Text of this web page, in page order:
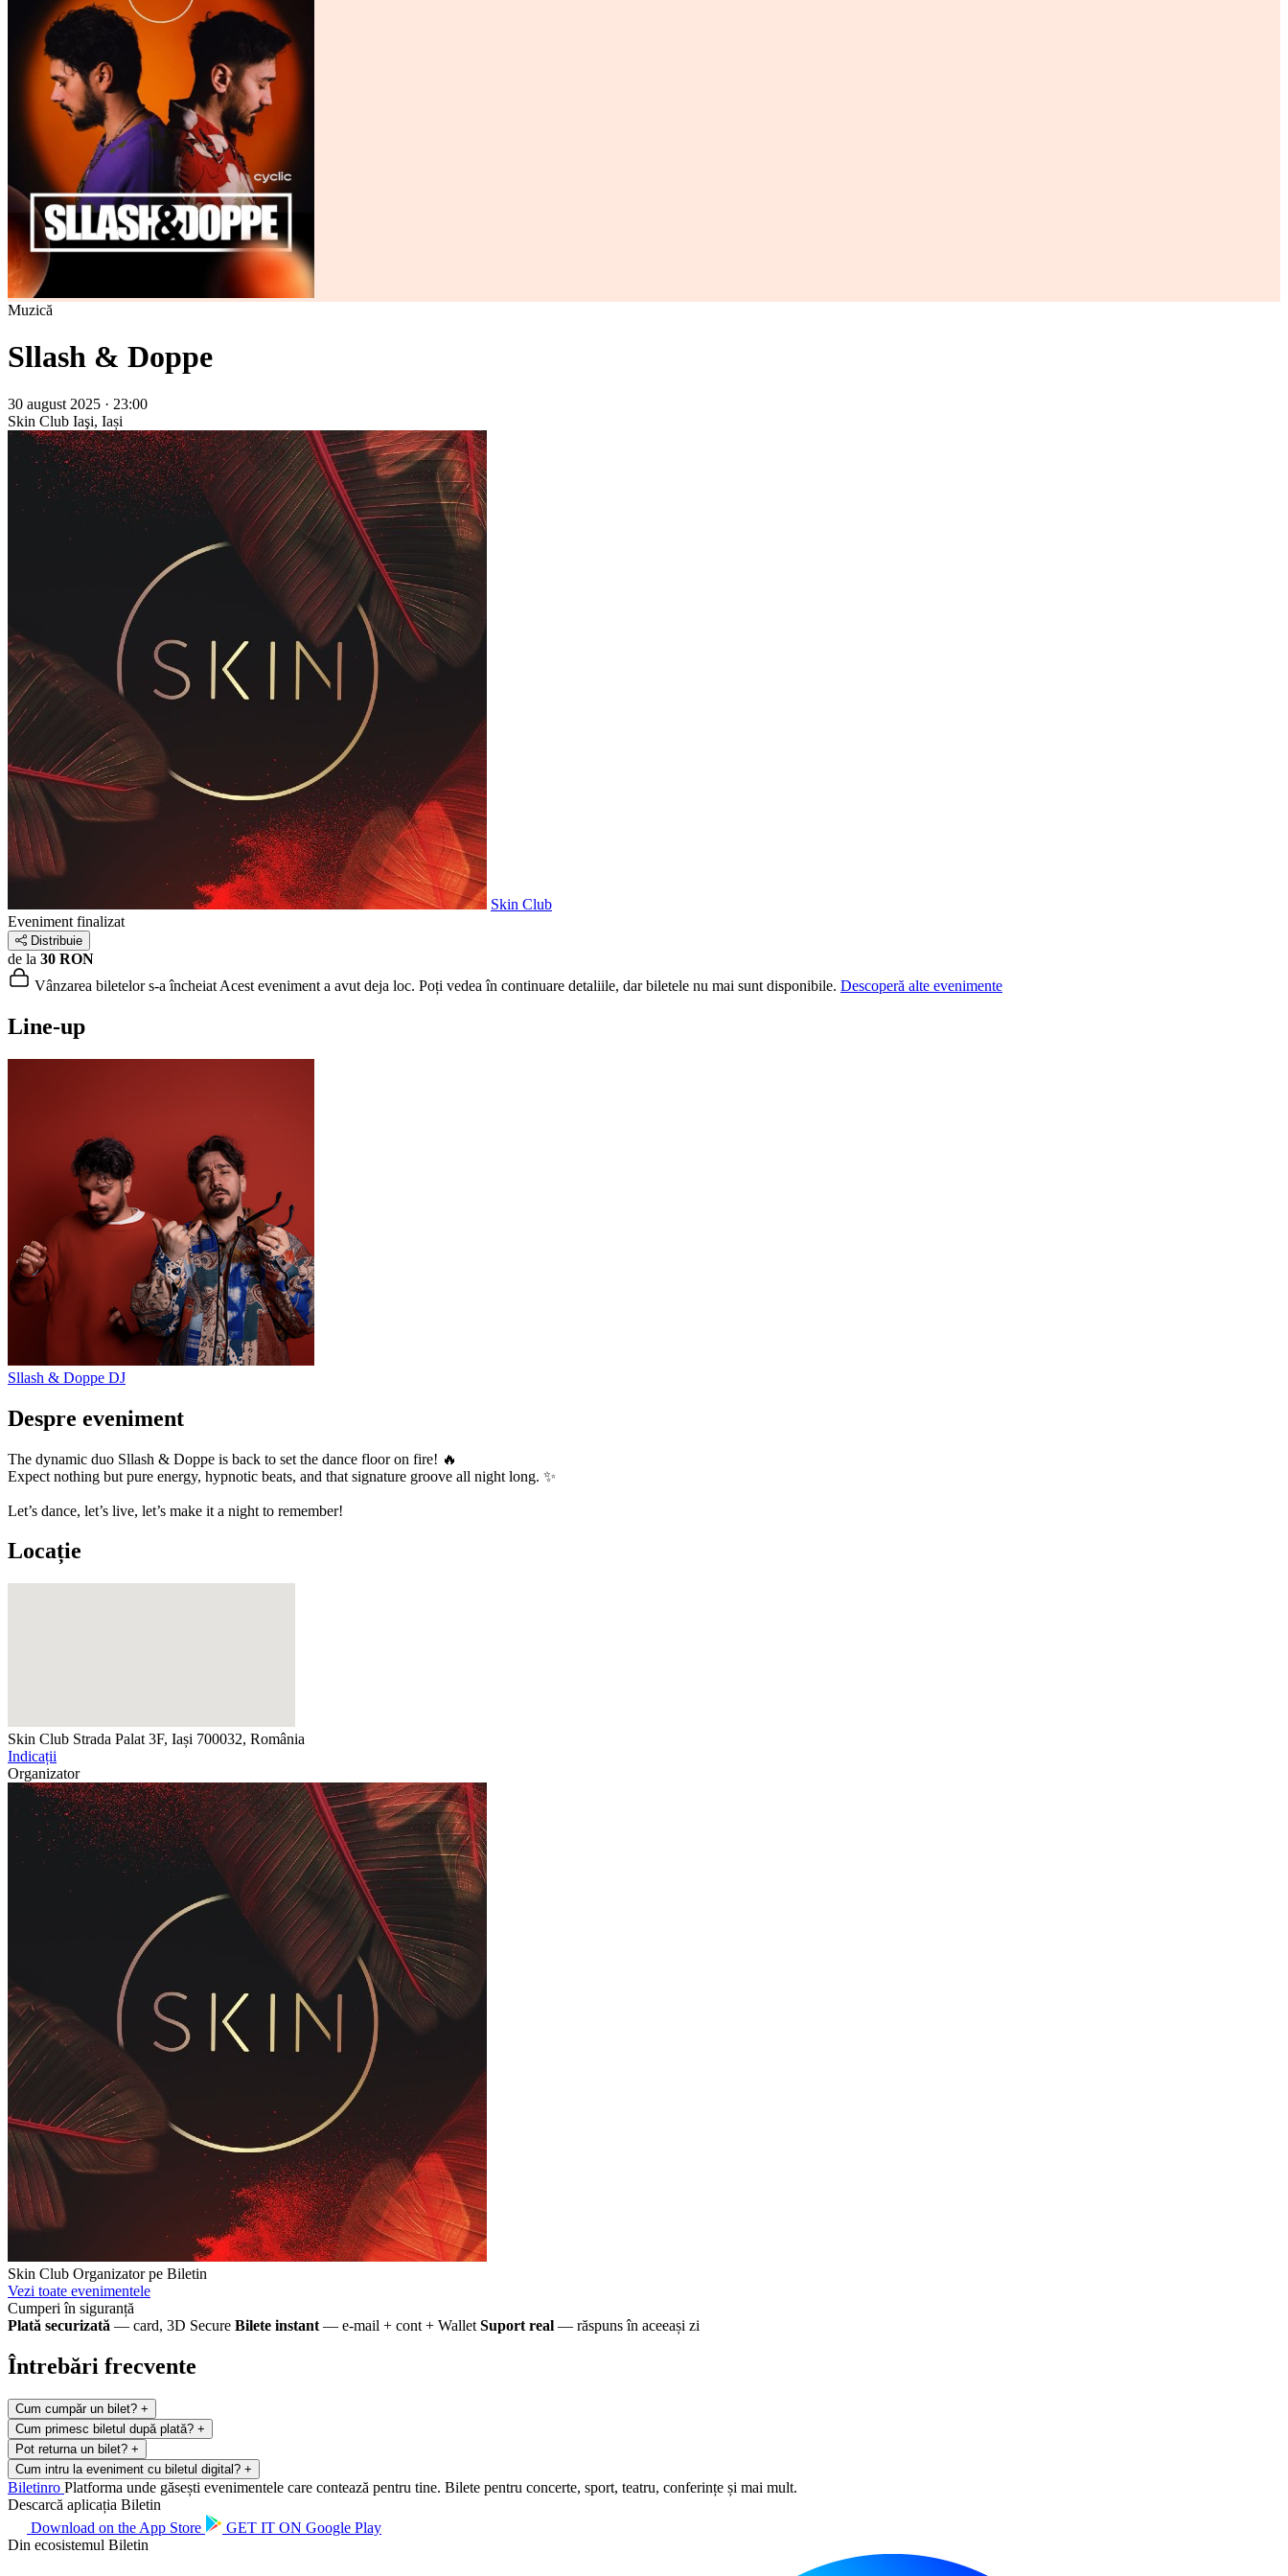
Muzică
Sllash & Doppe
30 august 2025 · 23:00
Skin Club Iaşi, Iași
Skin Club
Eveniment finalizat
Distribuie
de la 30 RON
Vânzarea biletelor s-a încheiat Acest eveniment a avut deja loc. Poți vedea în continuare detaliile, dar biletele nu mai sunt disponibile. Descoperă alte evenimente
Line-up
Sllash & Doppe DJ
Despre eveniment
The dynamic duo Sllash & Doppe is back to set the dance floor on fire! 🔥
Expect nothing but pure energy, hypnotic beats, and that signature groove all night long. ✨
Let’s dance, let’s live, let’s make it a night to remember!
Locație
Skin Club Strada Palat 3F, Iași 700032, România
Indicații
Organizator
Skin Club Organizator pe Biletin
Vezi toate evenimentele
Cumperi în siguranță
Plată securizată — card, 3D Secure Bilete instant — e-mail + cont + Wallet Suport real — răspuns în aceeași zi
Întrebări frecvente
Cum cumpăr un bilet? +
Cum primesc biletul după plată? +
Pot returna un bilet? +
Cum intru la eveniment cu biletul digital? +
Biletinro Platforma unde găsești evenimentele care contează pentru tine. Bilete pentru concerte, sport, teatru, conferințe și mai mult.
Descarcă aplicația Biletin
Download on the App Store GET IT ON Google Play
Din ecosistemul Biletin